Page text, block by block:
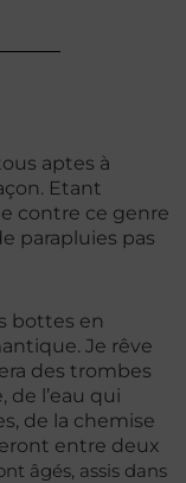
aptes à
Etant
contre ce genre
parapluies pas
bottes en
Je rêve
des trombes
de l’eau qui
de la chemise
entre deux
âgés, assis dans